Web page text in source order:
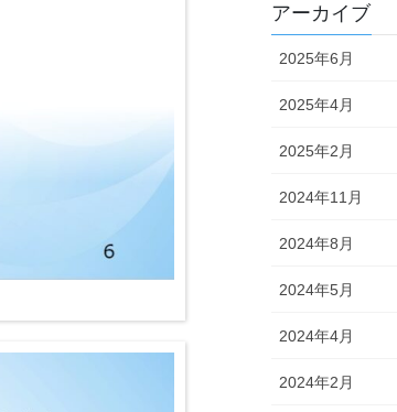
アーカイブ
2025年6月
2025年4月
2025年2月
2024年11月
2024年8月
2024年5月
2024年4月
2024年2月